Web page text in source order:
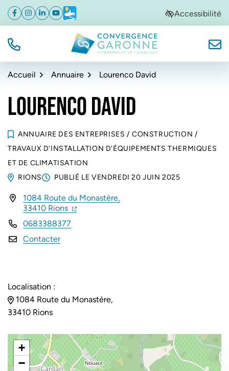
Aller
navigation
Aller
au
Aller
au
de
Facebook
(ouverture dans un nouvel onglet)
Instagram
(ouverture dans un nouvel onglet)
Linkedin
(ouverture dans un nouvel onglet)
YouTube
(ouverture dans un nouvel onglet)
Météo
(ouverture dans un nouvel onglet)Accessibilité
TÉL. Convergence Garonne
Accueil Annuaire Lourenco David
LOURENCO DAVID
ANNUAIRE DES ENTREPRISES / CONSTRUCTION /
TRAVAUX D'INSTALLATION D'ÉQUIPEMENTS THERMIQUES
ET DE CLIMATISATION
RIONS
PUBLIÉ LE VENDREDI 20 JUIN 2025
INFOS UTILES
1084 Route du Monastère,
33410 Rions (ouverture dans un nouvel onglet)
(ouverture dans un nouvel onglet)
0683388377
Contacter
Localisation :
1084 Route du Monastère,
33410 Rions
+
−